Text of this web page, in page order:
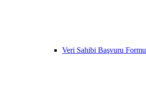
Veri Sahibi Başvuru Formu